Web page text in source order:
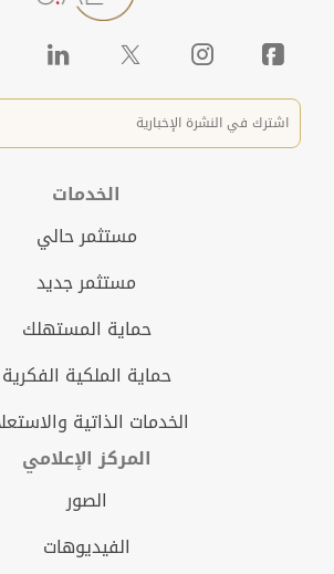
الخدمات
مستثمر حالي
مستثمر جديد
حماية المستهلك
حماية الملكية الفكرية
الخدمات الذاتية
المركز الإعلامي
الصور
الفيديوهات